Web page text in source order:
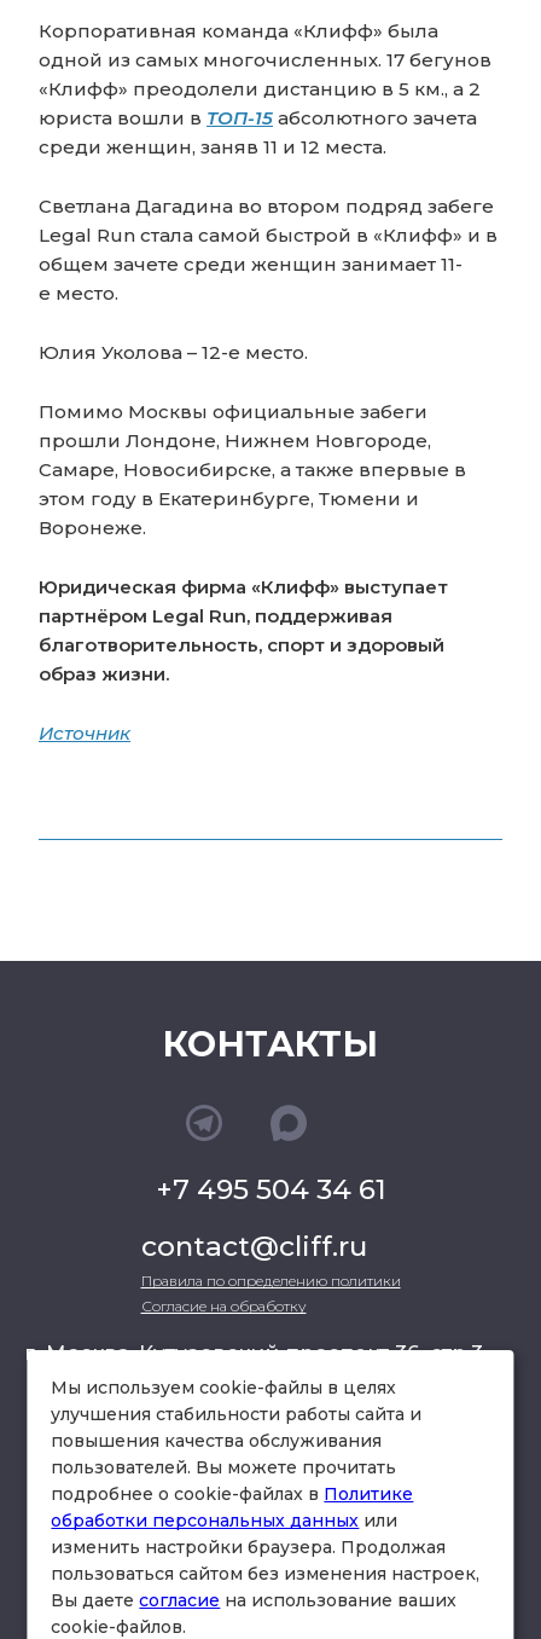
Корпоративная команда «Клифф» была
одной из самых многочисленных. 17 бегунов
«Клифф» преодолели дистанцию в 5 км., а 2
юриста вошли в ТОП-15 абсолютного зачета
среди женщин, заняв 11 и 12 места.
Светлана Дагадина во втором подряд забеге
Legal Run стала самой быстрой в «Клифф» и в
общем зачете среди женщин занимает 11-
е место.
Юлия Уколова – 12-е место.
Помимо Москвы официальные забеги
прошли Лондоне, Нижнем Новгороде,
Самаре, Новосибирске, а также впервые в
этом году в Екатеринбурге, Тюмени и
Воронеже.
Юридическая фирма «Клифф» выступает
партнёром Legal Run, поддерживая
благотворительность, спорт и здоровый
образ жизни.
Источник
КОНТАКТЫ
+7 495 504 34 61
contact@cliff.ru
Правила по определению политики
Согласие на обработку
г. Москва, Кутузовский проспект 36, стр.3 ,
офис 301
схема проезда
Мы используем cookie-файлы в целях
улучшения стабильности работы сайта и
повышения качества обслуживания
пользователей. Вы можете прочитать
подробнее о cookie-файлах в Политике
обработки персональных данных или
изменить настройки браузера. Продолжая
пользоваться сайтом без изменения настроек,
Вы даетесогласие на использование ваших
cookie-файлов.